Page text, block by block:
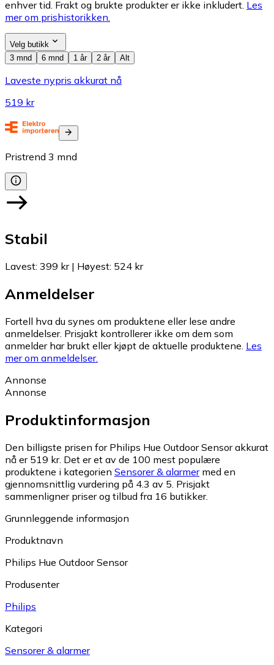
enhver tid. Frakt og brukte produkter er ikke inkludert. Les
mer om prishistorikken.
Velg butikk
3 mnd
6 mnd 1 år 2 år Alt
Laveste nypris akkurat nå
519 kr
Pristrend 3 mnd
Stabil
Lavest: 399 kr| Høyest: 524 kr
Anmeldelser
Fortell hva du synes om produktene eller lese andre
anmeldelser. Prisjakt kontrollerer ikke om dem som
anmelder har brukt eller kjøpt de aktuelle produktene. Les
mer om anmeldelser.
Annonse
Annonse
Produktinformasjon
Den billigste prisen for Philips Hue Outdoor Sensor akkurat
nå er 519 kr. Det er et av de 100 mest populære
produktene i kategorien Sensorer & alarmermed en
gjennomsnittlig vurdering på 4.3 av 5. Prisjakt
sammenligner priser og tilbud fra 16 butikker.
Grunnleggende informasjon
Produktnavn
Philips Hue Outdoor Sensor
Produsenter
Philips
Kategori
Sensorer & alarmer